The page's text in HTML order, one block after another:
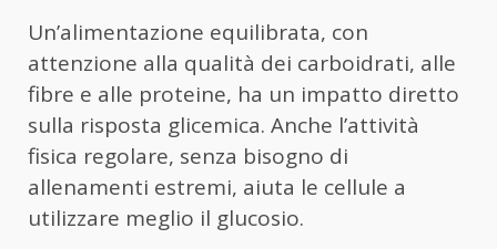
Un’alimentazione equilibrata, con
attenzione alla qualità dei carboidrati, alle
fibre e alle proteine, ha un impatto diretto
sulla risposta glicemica. Anche l’attività
fisica regolare, senza bisogno di
allenamenti estremi, aiuta le cellule a
utilizzare meglio il glucosio.